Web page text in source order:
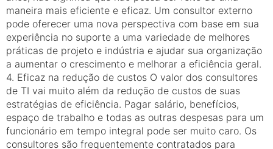
maneira mais eficiente e eficaz. Um consultor externo
pode oferecer uma nova perspectiva com base em sua
experiência no suporte a uma variedade de melhores
práticas de projeto e indústria e ajudar sua organização
a aumentar o crescimento e melhorar a eficiência geral.
4. Eficaz na redução de custos O valor dos consultores
de TI vai muito além da redução de custos de suas
estratégias de eficiência. Pagar salário, benefícios,
espaço de trabalho e todas as outras despesas para um
funcionário em tempo integral pode ser muito caro. Os
consultores são frequentemente contratados para